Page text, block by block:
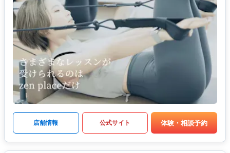
店舗情報 公式サイト 体験・相談予約